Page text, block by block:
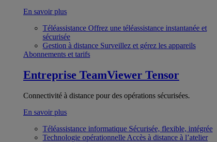
En savoir plus
Téléassistance Offrez une téléassistance instantanée et
sécurisée
Gestion à distance Surveillez et gérez les appareils
Abonnements et tarifs
Entreprise TeamViewer Tensor
Connectivité à distance pour des opérations sécurisées.
En savoir plus
Téléassistance informatique Sécurisée, flexible, intégrée
Technologie opérationnelle Accès à distance à l’atelier